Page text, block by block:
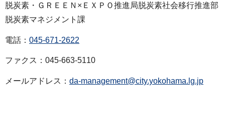
脱炭素・ＧＲＥＥＮ×ＥＸＰＯ推進局脱炭素社会移行推進部
脱炭素マネジメント課
電話： 045-671-2622
ファクス：045-663-5110
メールアドレス： da-management@city.yokohama.lg.jp